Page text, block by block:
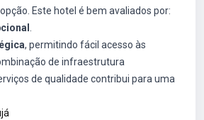
Este hotel é bem avaliados por:
, permitindo fácil acesso às
de infraestrutura
de qualidade contribui para uma